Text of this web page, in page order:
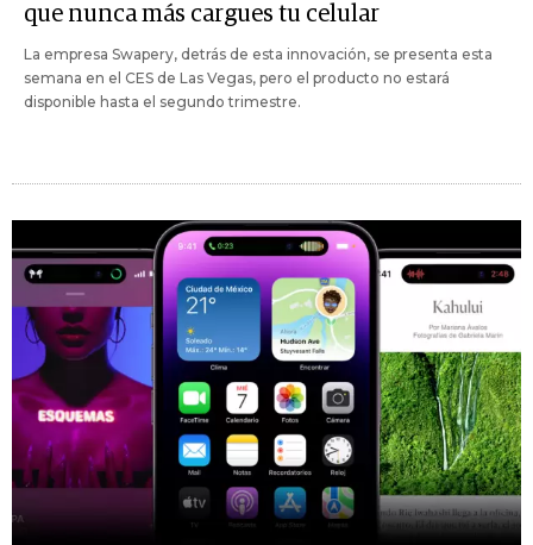
que nunca más cargues tu celular
La empresa Swapery, detrás de esta innovación, se presenta esta
semana en el CES de Las Vegas, pero el producto no estará
disponible hasta el segundo trimestre.